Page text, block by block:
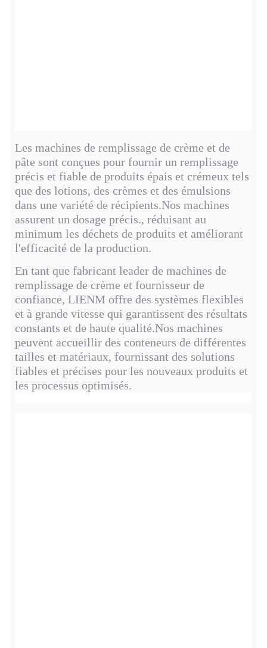
Les machines de remplissage de crème et de
pâte sont conçues pour fournir un remplissage
précis et fiable de produits épais et crémeux tels
que des lotions, des crèmes et des émulsions
dans une variété de récipients.Nos machines
assurent un dosage précis., réduisant au
minimum les déchets de produits et améliorant
l'efficacité de la production.
En tant que fabricant leader de machines de
remplissage de crème et fournisseur de
confiance, LIENM offre des systèmes flexibles
et à grande vitesse qui garantissent des résultats
constants et de haute qualité.Nos machines
peuvent accueillir des conteneurs de différentes
tailles et matériaux, fournissant des solutions
fiables et précises pour les nouveaux produits et
les processus optimisés.